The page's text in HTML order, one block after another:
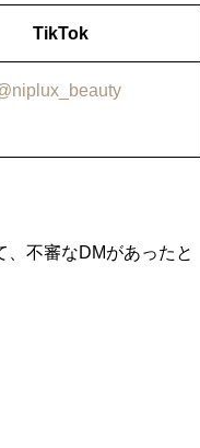
TikTok
不審なDMがあったと